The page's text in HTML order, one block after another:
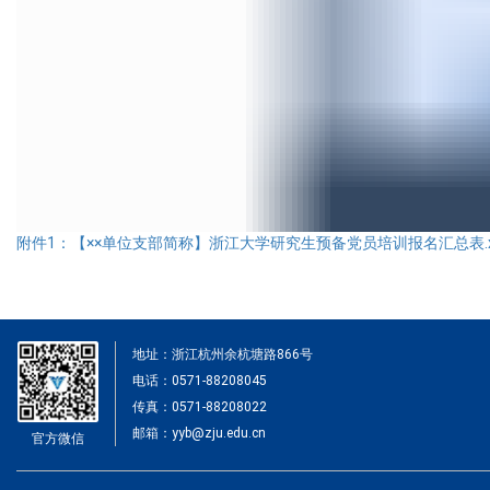
附件1：【××单位支部简称】浙江大学研究生预备党员培训报名汇总表
官方微信
地址：浙江杭州余杭塘路866号
电话：0571-88208045
传真：0571-88208022
邮箱：yyb@zju.edu.cn